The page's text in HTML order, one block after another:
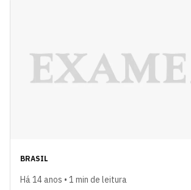
BRASIL
Há 14 anos • 1 min de leitura